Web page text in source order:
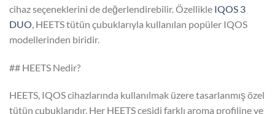
cihaz seçeneklerini de değerlendirebilir. Özellikle IQOS 3
DUO , HEETS tütün çubuklarıyla kullanılan popüler IQOS
modellerinden biridir.
## HEETS Nedir?
HEETS, IQOS cihazlarında kullanılmak üzere tasarlanmış özel
tütün çubuklarıdır. Her HEETS çeşidi farklı aroma profiline ve